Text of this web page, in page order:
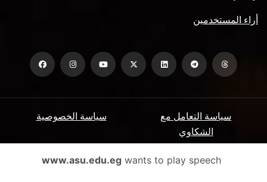
أراء المستخدمين
سياسة الخصوصية
سياسة التعامل مع
الشكاوي
الأسئلة الشائعة ميثاق المتعاملين www.asu.edu.egwants to play speech